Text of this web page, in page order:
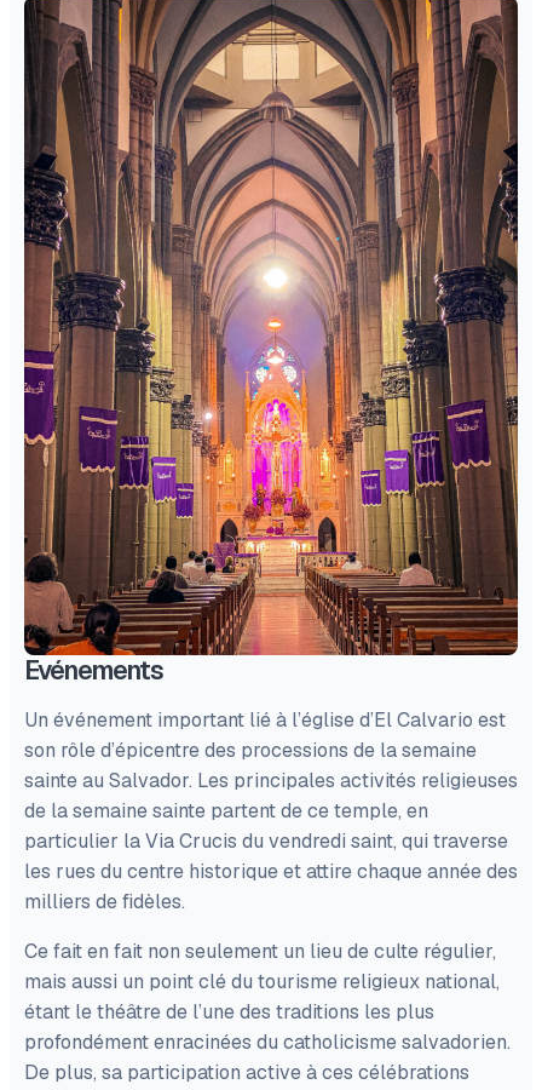
Evénements
Un événement important lié à l’église d’El Calvario est
son rôle d’épicentre des processions de la semaine
sainte au Salvador. Les principales activités religieuses
de la semaine sainte partent de ce temple, en
particulier la Via Crucis du vendredi saint, qui traverse
les rues du centre historique et attire chaque année des
milliers de fidèles.
Ce fait en fait non seulement un lieu de culte régulier,
mais aussi un point clé du tourisme religieux national,
étant le théâtre de l’une des traditions les plus
profondément enracinées du catholicisme salvadorien.
De plus, sa participation active à ces célébrations